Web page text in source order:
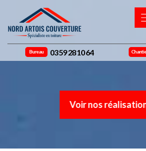
Bureau 03 59 28 10 64
Voir nos